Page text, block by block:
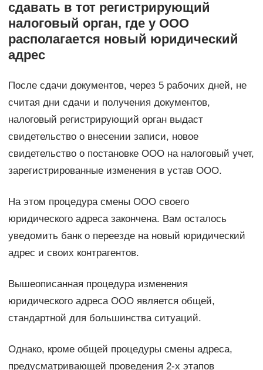
сдавать в тот регистрирующий
налоговый орган, где у ООО
располагается новый юридический
адрес
После сдачи документов, через 5 рабочих дней, не
считая дни сдачи и получения документов,
налоговый регистрирующий орган выдаст
свидетельство о внесении записи, новое
свидетельство о постановке ООО на налоговый учет,
зарегистрированные изменения в устав ООО.
На этом процедура смены ООО своего
юридического адреса закончена. Вам осталось
уведомить банк о переезде на новый юридический
адрес и своих контрагентов.
Вышеописанная процедура изменения
юридического адреса ООО является общей,
стандартной для большинства ситуаций.
Однако, кроме общей процедуры смены адреса,
предусматривающей проведения 2-х этапов